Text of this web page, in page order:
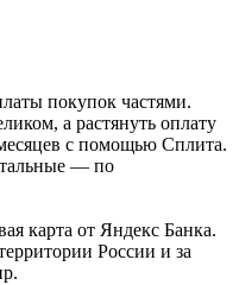
покупок частями.
а растянуть оплату
с помощью Сплита.
— по
карта от Яндекс Банка.
России и за